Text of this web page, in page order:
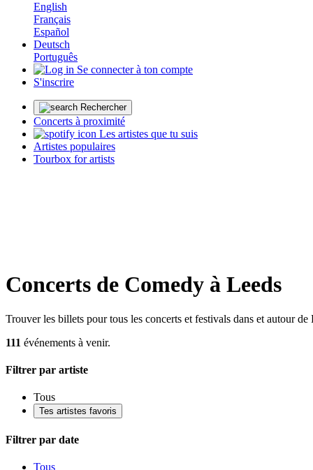
English
Français
Español
Deutsch
Português
Se connecter à ton compte
S'inscrire
Rechercher
Concerts à proximité
Les artistes que tu suis
Artistes populaires
Tourbox for artists
Concerts de Comedy à Leeds
Trouver les billets pour tous les concerts et festivals dans et autour de
111 événements à venir.
Filtrer par artiste
Tous
Tes artistes favoris
Filtrer par date
Tous